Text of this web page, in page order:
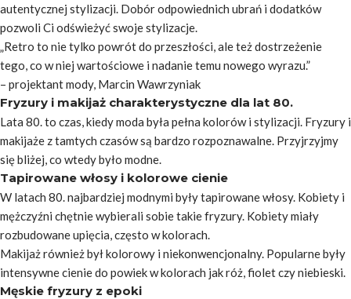
autentycznej stylizacji. Dobór odpowiednich ubrań i dodatków
pozwoli Ci odświeżyć swoje stylizacje.
„Retro to nie tylko powrót do przeszłości, ale też dostrzeżenie
tego, co w niej wartościowe i nadanie temu nowego wyrazu.”
– projektant mody, Marcin Wawrzyniak
Fryzury i makijaż charakterystyczne dla lat 80.
Lata 80. to czas, kiedy moda była pełna kolorów i stylizacji. Fryzury i
makijaże z tamtych czasów są bardzo rozpoznawalne. Przyjrzyjmy
się bliżej, co wtedy było modne.
Tapirowane włosy i kolorowe cienie
W latach 80. najbardziej modnymi były tapirowane włosy. Kobiety i
mężczyźni chętnie wybierali sobie takie fryzury. Kobiety miały
rozbudowane upięcia, często w kolorach.
Makijaż również był kolorowy i niekonwencjonalny. Popularne były
intensywne cienie do powiek w kolorach jak róż, fiolet czy niebieski.
Męskie fryzury z epoki